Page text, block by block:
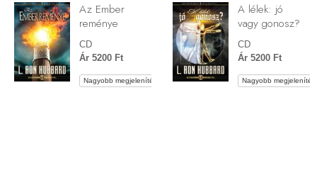
Az Ember
reménye
CD
Ár 5200 Ft
Nagyobb megjelenítés
A lélek: jó
vagy gonosz?
CD
Ár 5200 Ft
Nagyobb megjelenítés